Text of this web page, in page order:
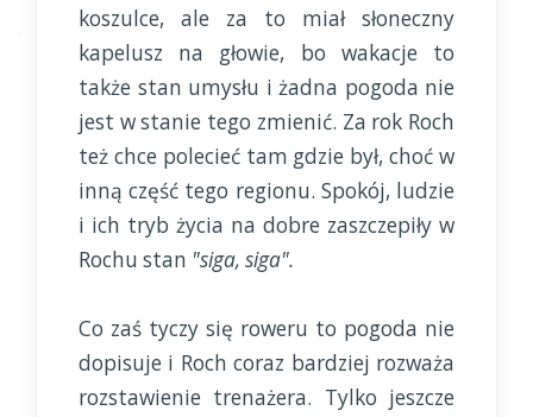
koszulce, ale za to miał słoneczny
kapelusz na głowie, bo wakacje to
także stan umysłu i żadna pogoda nie
jest w stanie tego zmienić. Za rok Roch
też chce polecieć tam gdzie był, choć w
inną część tego regionu. Spokój, ludzie
i ich tryb życia na dobre zaszczepiły w
Rochu stan "siga, siga".
Co zaś tyczy się roweru to pogoda nie
dopisuje i Roch coraz bardziej rozważa
rozstawienie trenażera. Tylko jeszcze